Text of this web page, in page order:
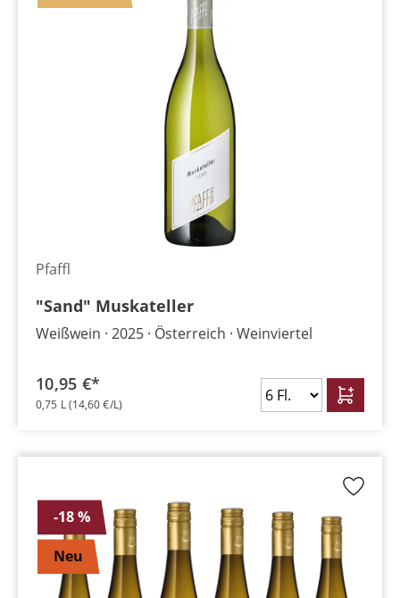
Pfaffl
"Sand" Muskateller
Weißwein 2025 Österreich Weinviertel
10,95 €*
0,75 L(14,60 €/L)
-18 %
Neu